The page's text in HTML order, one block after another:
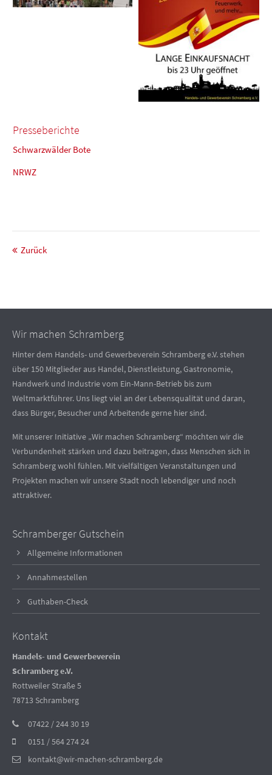
Presseberichte
Schwarzwälder Bote
NRWZ
Zurück
Wir machen Schramberg
Hinter dem Handels- und Gewerbeverein Schramberg e.V. stehen
über 150 Mitglieder aus Handel, Dienstleistung, Gastronomie,
Handwerk und Industrie vom Ein-Mann-Betrieb bis zum
Weltmarktführer. Uns liegt viel an der Lebensqualität und daran,
dass Bürger, Besucher und Arbeitende gerne hier sind.
Mit unserer Initiative „Wir machen Schramberg“ möchten wir die
Verbundenheit stärken und dazu beitragen, dass Menschen sich in
Schramberg wohl fühlen. Mit vielfältigen Veranstaltungen und
Projekten machen wir unsere Stadt noch lebendiger und noch
attraktiver.
Schramberger Gutschein
Allgemeine Informationen
Annahmestellen
Guthaben-Check
Kontakt
Handels- und Gewerbeverein
Schramberg e.V.
Rottweiler Straße 5
78713 Schramberg
07422 / 244 30 19
0151 / 564 274 24
kontakt@wir-machen-schramberg.de